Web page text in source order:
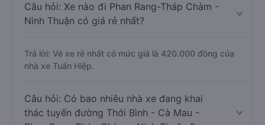
Câu hỏi: Xe nào đi Phan Rang-Tháp Chàm -
Ninh Thuận có giá rẻ nhất?
Trả lời: Vé xe rẻ nhất có mức giá là 420.000 đồng của
nhà xe Tuấn Hiệp.
Câu hỏi: Có bao nhiêu nhà xe đang khai
thác tuyến đường Thới Bình - Cà Mau -